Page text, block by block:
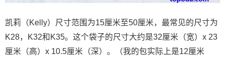
凯莉（Kelly）尺寸范围为15厘米至50厘米，最常见的尺寸为
K28，K32和K35。这个袋子的尺寸大约是32厘米（宽）x 23
厘米（高）x 10.5厘米（深）。（我的包实际上是12厘米